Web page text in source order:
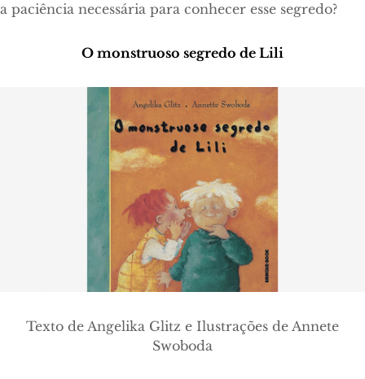
a paciência necessária para conhecer esse segredo?
O monstruoso segredo de Lili
Texto de Angelika Glitz e Ilustrações de Annete
Swoboda